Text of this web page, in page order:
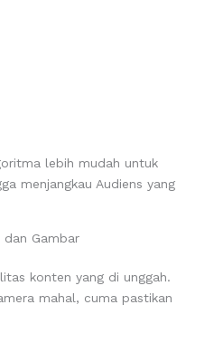
lebih mudah untuk
menjangkau Audiens yang
dan Gambar
konten yang di unggah.
mahal, cuma pastikan